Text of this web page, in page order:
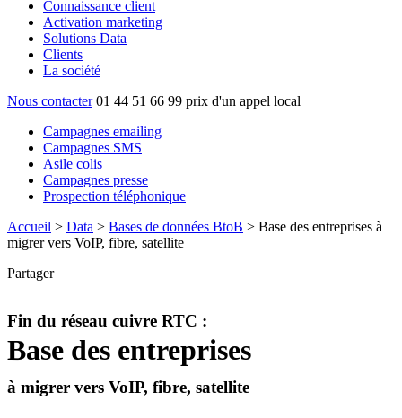
Connaissance client
Activation marketing
Solutions Data
Clients
La société
Nous contacter 01 44 51 66 99 prix d'un appel local
Campagnes emailing
Campagnes SMS
Asile colis
Campagnes presse
Prospection téléphonique
Accueil > Data > Bases de données BtoB > Base des entreprises à
migrer vers VoIP, fibre, satellite
Partager
Fin du réseau cuivre RTC :
Base des entreprises
à migrer vers VoIP, fibre, satellite